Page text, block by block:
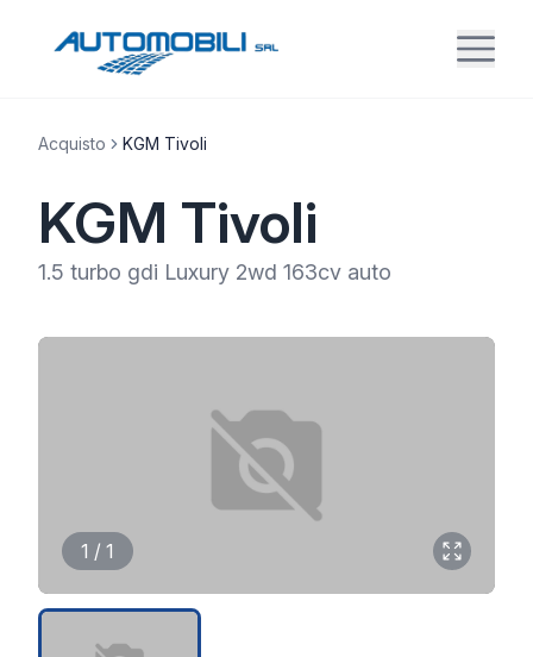
Acquisto KGM Tivoli
KGM Tivoli
1.5 turbo gdi Luxury 2wd 163cv auto
1 / 1